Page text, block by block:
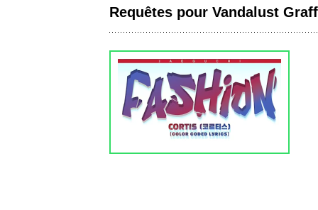
Requêtes pour Vandalust